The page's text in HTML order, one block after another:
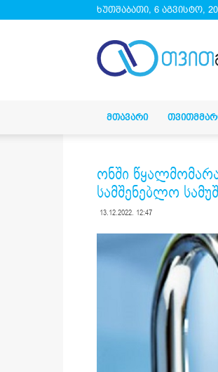
ხუთშაბათი, 6 აგვისტო,
ᲛᲗᲐᲕᲐᲠᲘ
ონში
სამშენებლო
13.12.2022. 12:47